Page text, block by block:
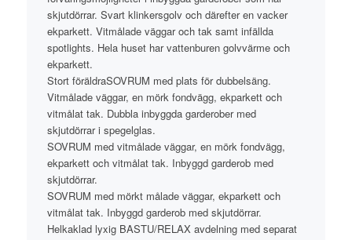
skjutdörrar. Svart klinkersgolv och därefter en vacker
ekparkett. Vitmålade väggar och tak samt infällda
spotlights. Hela huset har vattenburen golvvärme och
ekparkett.
Stort föräldraSOVRUM med plats för dubbelsäng.
Vitmålade väggar, en mörk fondvägg, ekparkett och
vitmålat tak. Dubbla inbyggda garderober med
skjutdörrar i spegelglas.
SOVRUM med vitmålade väggar, en mörk fondvägg,
ekparkett och vitmålat tak. Inbyggd garderob med
skjutdörrar.
SOVRUM med mörkt målade väggar, ekparkett och
vitmålat tak. Inbyggd garderob med skjutdörrar.
Helkaklad lyxig BASTU/RELAX avdelning med separat